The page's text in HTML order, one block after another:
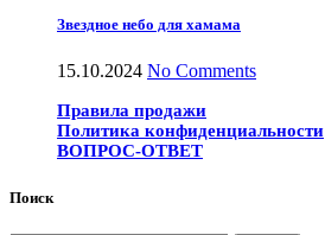
Звездное небо для хамама
15.10.2024 No Comments
Правила продажи
Политика конфиденциальности
ВОПРОС-ОТВЕТ
Поиск